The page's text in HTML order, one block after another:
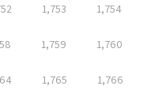
1,753 1,754
1,759 1,760
1,765 1,766